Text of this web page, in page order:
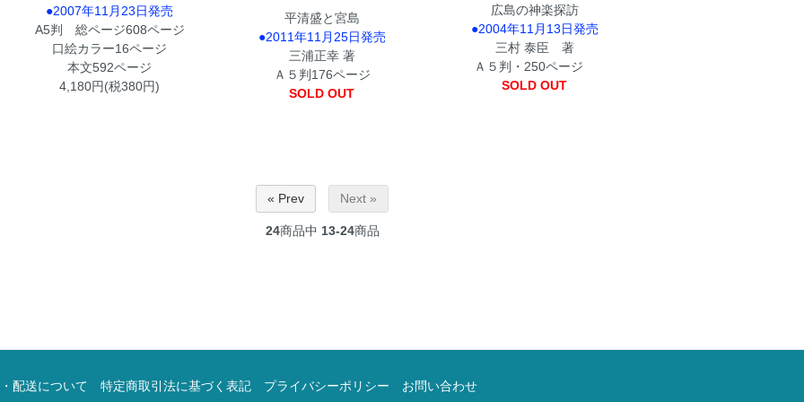
●2007年11月23日発売
A5判 総ページ608ページ
口絵カラー16ページ
本文592ページ
4,180円(税380円)
平清盛と宮島
●2011年11月25日発売
三浦正幸 著
Ａ５判176ページ
SOLD OUT
広島の神楽探訪
●2004年11月13日発売
三村 泰臣 著
Ａ５判・250ページ
SOLD OUT
« Prev Next »
24商品中 13-24商品
配送について 特定商取引法に基づく表記 プライバシーポリシー お問い合わせ